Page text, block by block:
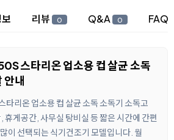
리뷰 0 Q&A 0 FAQ
스타리온 업소용 컵 살균 소독
안내
리온 업소용 컵 살균 소독 소독기 소독고
휴게공간, 사무실 탕비실 등 짧은 시간에 간편
이 선택되는 식기건조기 모델입니다. 월